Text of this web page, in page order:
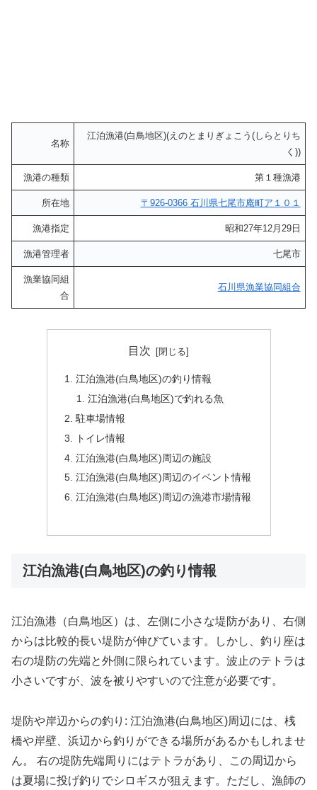
名称
江泊漁港(白鳥地区)(えのとまりぎょこう(しらとりち
く))
漁港の種類 第１種漁港
所在地 〒926-0366 石川県七尾市庵町ア１０１
漁港指定 昭和27年12月29日
漁港管理者 七尾市
漁業協同組
合
石川県漁業協同組合
目次
江泊漁港(白鳥地区)の釣り情報
江泊漁港(白鳥地区)で釣れる魚
駐車場情報
トイレ情報
江泊漁港(白鳥地区)周辺の施設
江泊漁港(白鳥地区)周辺のイベント情報
江泊漁港(白鳥地区)周辺の漁港市場情報
江泊漁港(白鳥地区)の釣り情報
江泊漁港（白鳥地区）は、左側に小さな堤防があり、右側
からは比較的長い堤防が伸びています。しかし、釣り座は
右の堤防の先端と外側に限られています。波止のテトラは
小さいですが、波を被りやすいので注意が必要です。
堤防や岸辺からの釣り: 江泊漁港(白鳥地区)周辺には、桟
橋や岸壁、浜辺から釣りができる場所があるかもしれませ
ん。 右の堤防先端周りにはテトラがあり、この周辺から
は夏場に投げ釣りでシロギスが狙えます。ただし、漁師の